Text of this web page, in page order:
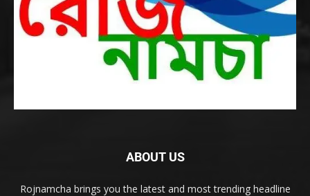
ABOUT US
Rojnamcha brings you the latest and most trending headline